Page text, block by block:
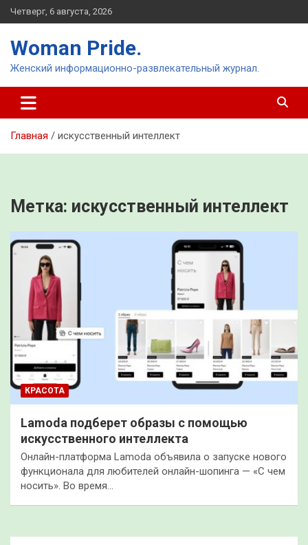
Перейти
к
Четверг, 6 августа, 2026
Woman Pride.
Женский информационно-развлекательный журнал.
Главная искусственный интеллект
Метка: искусственный интеллект
КРАСОТА
Lamoda подберет образы с помощью
искусственного интеллекта
Онлайн-платформа Lamoda объявила о запуске нового
функционала для любителей онлайн-шопинга — «С чем
носить». Во время…